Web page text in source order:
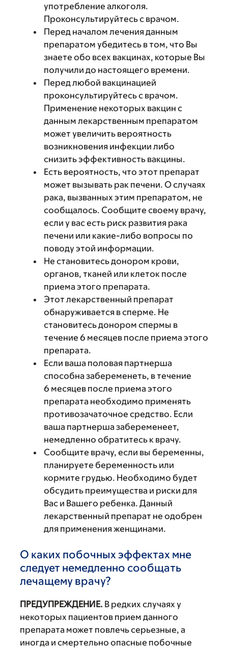
употребление алкоголя.
Проконсультируйтесь с врачом.
Перед началом лечения данным
препаратом убедитесь в том, что Вы
знаете обо всех вакцинах, которые Вы
получили до настоящего времени.
Перед любой вакцинацией
проконсультируйтесь с врачом.
Применение некоторых вакцин с
данным лекарственным препаратом
может увеличить вероятность
возникновения инфекции либо
снизить эффективность вакцины.
Есть вероятность, что этот препарат
может вызывать рак печени. О случаях
рака, вызванных этим препаратом, не
сообщалось. Сообщите своему врачу,
если у вас есть риск развития рака
печени или какие-либо вопросы по
поводу этой информации.
Не становитесь донором крови,
органов, тканей или клеток после
приема этого препарата.
Этот лекарственный препарат
обнаруживается в сперме. Не
становитесь донором спермы в
течение 6 месяцев после приема этого
препарата.
Если ваша половая партнерша
способна забеременеть, в течение
6 месяцев после приема этого
препарата необходимо применять
противозачаточное средство. Если
ваша партнерша забеременеет,
немедленно обратитесь к врачу.
Сообщите врачу, если вы беременны,
планируете беременность или
кормите грудью. Необходимо будет
обсудить преимущества и риски для
Вас и Вашего ребенка. Данный
лекарственный препарат не одобрен
для применения женщинами.
О каких побочных эффектах мне
следует немедленно сообщать
лечащему врачу?
ПРЕДУПРЕЖДЕНИЕ. В редких случаях у
некоторых пациентов прием данного
препарата может повлечь серьезные, а
иногда и смертельно опасные побочные